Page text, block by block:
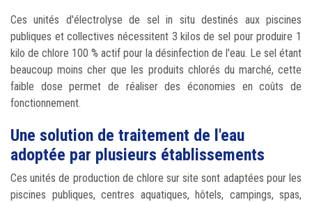
Ces unités d'électrolyse de sel in situ destinés aux piscines
publiques et collectives nécessitent 3 kilos de sel pour produire 1
kilo de chlore 100 % actif pour la désinfection de l'eau. Le sel étant
beaucoup moins cher que les produits chlorés du marché, cette
faible dose permet de réaliser des économies en coûts de
fonctionnement.
Une solution de traitement de l'eau
adoptée par plusieurs établissements
Ces unités de production de chlore sur site sont adaptées pour les
piscines publiques, centres aquatiques, hôtels, campings, spas,